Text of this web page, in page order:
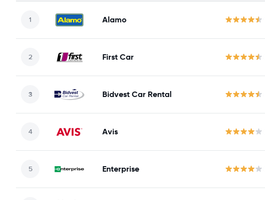
Alamo
First Car
Bidvest Car Rental
Avis
Enterprise